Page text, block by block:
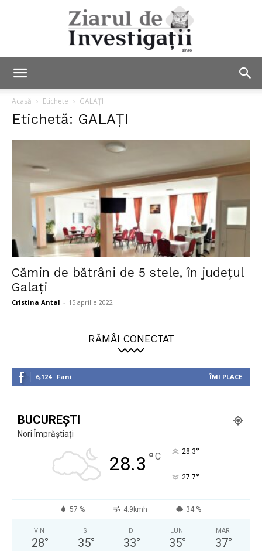
Investigații
Acasă Etichete GALAȚI
Etichetă: GALAȚI
Cămin de bătrâni de 5 stele, în județul
Galați
Cristina Antal - 15 aprilie 2022
RĂMÂI CONECTAT
6,124 Fani ÎMI PLACE
BUCUREȘTI
Nori Împrăștiați
28.3 °C 28.3°
27.7°
57 % 4.9kmh 34 %
VIN
28°
S
35°
D
33°
LUN
35°
MAR
37°